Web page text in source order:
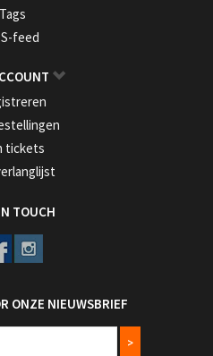
Tags
feed
tickets
TOUCH
ONZE NIEUWSBRIEF
>